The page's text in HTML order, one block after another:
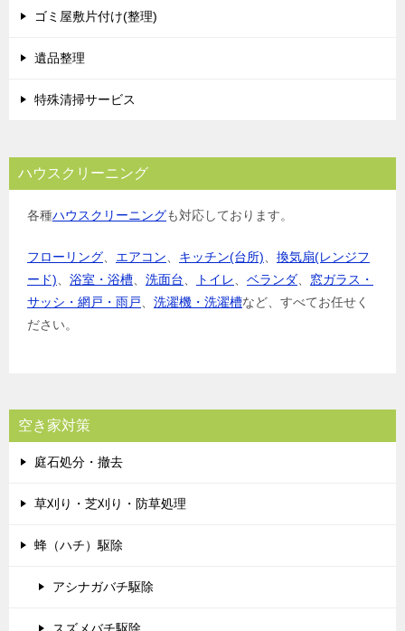
ゴミ屋敷片付け(整理)
遺品整理
特殊清掃サービス
ハウスクリーニング
各種ハウスクリーニングも対応しております。
フローリング、 エアコン、 キッチン(台所)、 換気扇(レンジフ
ード)、 浴室・浴槽、 洗面台、 トイレ、 ベランダ、 窓ガラス・
サッシ・網戸・雨戸、 洗濯機・洗濯槽など、すべてお任せく
ださい。
空き家対策
庭石処分・撤去
草刈り・芝刈り・防草処理
蜂（ハチ）駆除
アシナガバチ駆除